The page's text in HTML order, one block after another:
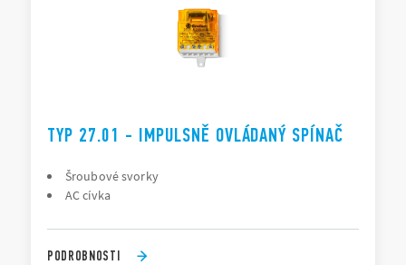
TYP 27.01 - IMPULSNĚ OVLÁDANÝ SPÍNAČ
Šroubové svorky
AC cívka
PODROBNOSTI